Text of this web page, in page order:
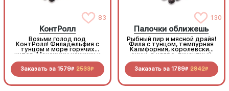
83
КонтРолл
Возьми голод под
КонтРолл! Филадельфия с
тунцом и море горячих
хитов. Максимум начинки и
цене
Заказать за 1579R 2533R
130
Палочки оближешь
Рыбный пир и мясной драйв!
Фила с тунцом, темпурная
Калифорния, королевский
окунь в кляре, пикантный
свежесть овощей и
нежность морепродуктов.
Заказать за 1789R 2842R